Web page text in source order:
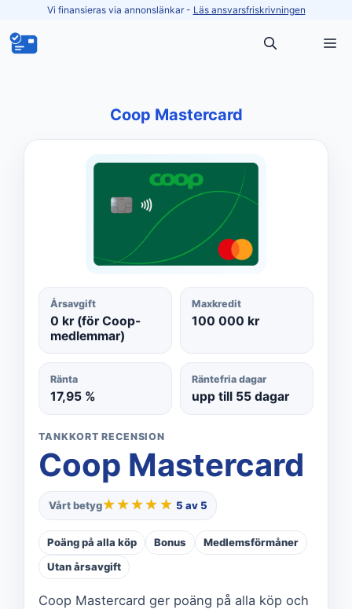
innehåll
Vi finansieras via annonslänkar - Läs ansvarsfriskrivningen
Coop Mastercard
TANKKORT RECENSION
Coop Mastercard
Vårt betyg★★★★★
★★★★★ 5 av 5
Poäng på alla köp Bonus
Medlemsförmåner
Utan årsavgift
Coop Mastercard ger poäng på alla köp och
Årsavgift
0 kr (för Coop-
medlemmar)
Maxkredit
100 000 kr
Ränta
17,95 %
Räntefria dagar
upp till 55 dagar